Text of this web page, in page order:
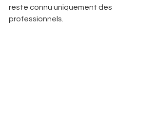
reste connu uniquement des
professionnels.